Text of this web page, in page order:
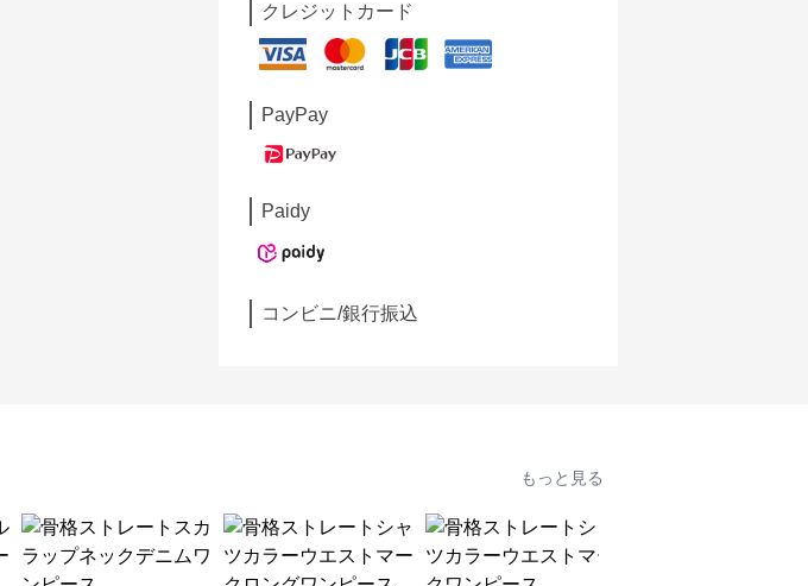
クレジットカード
PayPay
Paidy
コンビニ/銀行振込
もっと見る